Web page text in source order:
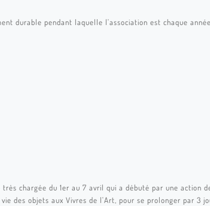
durable pendant laquelle l'association est chaque
très chargée du 1er au 7 avril qui a débuté par une action
vie des objets aux Vivres de l'Art, pour se prolonger par 3